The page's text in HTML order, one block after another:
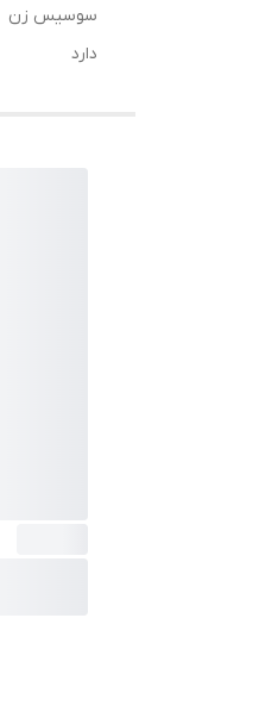
سوسیس زن
دارد